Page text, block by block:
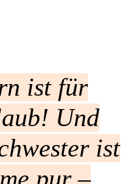
ist für
Und
ist